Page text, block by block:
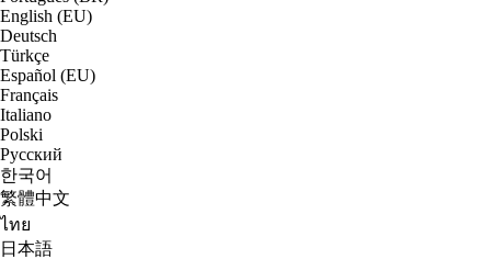
English (EU)
Deutsch
Türkçe
Español (EU)
Français
Italiano
Polski
Русский
한국어
繁體中文
ไทย
日本語